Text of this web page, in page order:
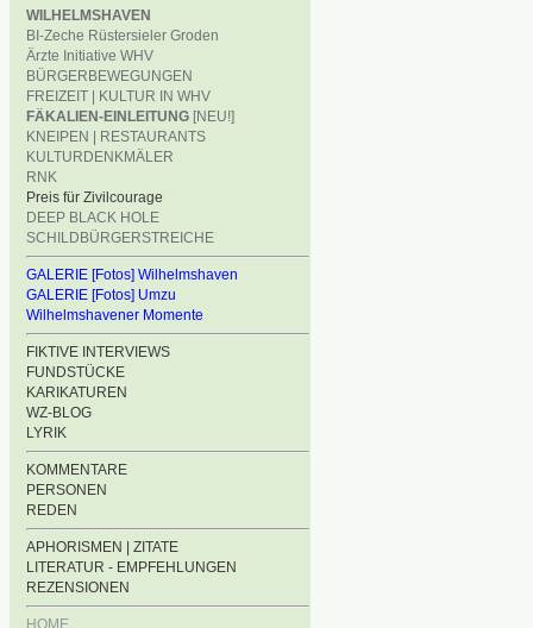
WILHELMSHAVEN
BI-Zeche Rüstersieler Groden
Ärzte Initiative WHV
BÜRGERBEWEGUNGEN
FREIZEIT | KULTUR IN WHV
FÄKALIEN-EINLEITUNG [NEU!]
KNEIPEN | RESTAURANTS
KULTURDENKMÄLER
RNK
Preis für Zivilcourage
DEEP BLACK HOLE
SCHILDBÜRGERSTREICHE
GALERIE [Fotos] Wilhelmshaven
GALERIE [Fotos] Umzu
Wilhelmshavener Momente
FIKTIVE INTERVIEWS
FUNDSTÜCKE
KARIKATUREN
WZ-BLOG
LYRIK
KOMMENTARE
PERSONEN
REDEN
APHORISMEN | ZITATE
LITERATUR - EMPFEHLUNGEN
REZENSIONEN
HOME